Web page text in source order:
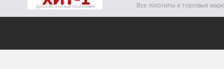
Все логотипы и торговые